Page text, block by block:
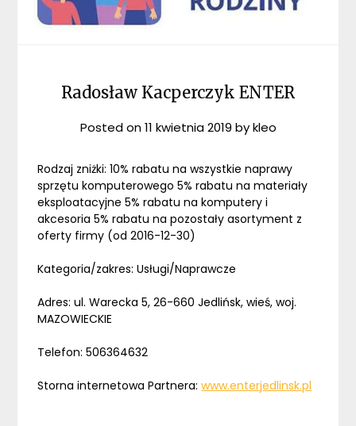
Radosław Kacperczyk ENTER
Posted on11 kwietnia 2019 bykleo
Rodzaj zniżki: 10% rabatu na wszystkie naprawy
sprzętu komputerowego 5% rabatu na materiały
eksploatacyjne 5% rabatu na komputery i
akcesoria 5% rabatu na pozostały asortyment z
oferty firmy (od 2016-12-30)
Kategoria/zakres: Usługi/Naprawcze
Adres: ul. Warecka 5, 26-660 Jedlińsk, wieś, woj.
MAZOWIECKIE
Telefon: 506364632
Storna internetowa Partnera:www.enterjedlinsk.pl